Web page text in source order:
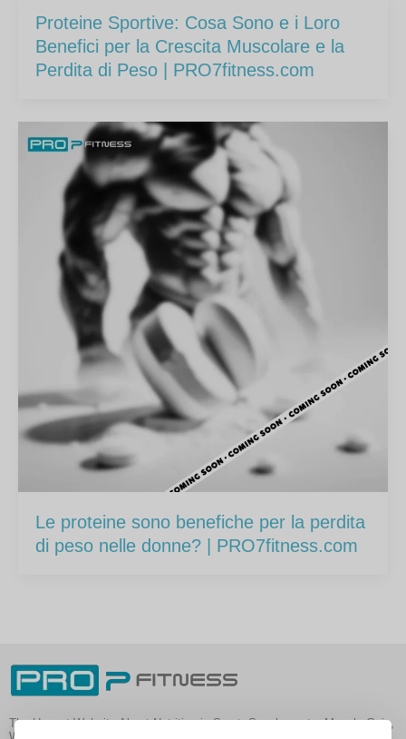
Proteine Sportive: Cosa Sono e i Loro
Benefici per la Crescita Muscolare e la
Perdita di Peso | PRO7fitness.com
Le proteine sono benefiche per la perdita
di peso nelle donne? | PRO7fitness.com
The Honest Website About Nutrition in Sport, Supplements, Muscle Gain,